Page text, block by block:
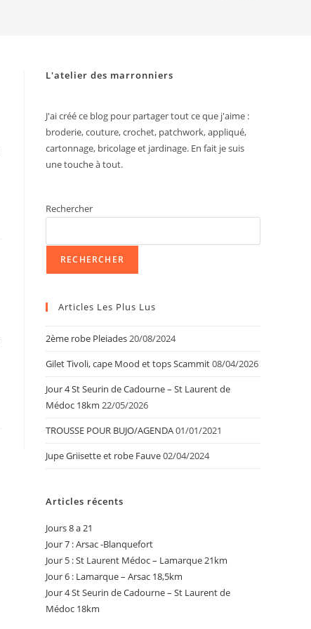
L'atelier des marronniers
J'ai créé ce blog pour partager tout ce que j'aime :
broderie, couture, crochet, patchwork, appliqué,
cartonnage, bricolage et jardinage. En fait je suis
une touche à tout.
Rechercher
RECHERCHER
Articles Les Plus Lus
2ème robe Pleiades20/08/2024
Gilet Tivoli, cape Mood et tops Scammit08/04/2026
Jour 4 St Seurin de Cadourne – St Laurent de
Médoc 18km 22/05/2026
TROUSSE POUR BUJO/AGENDA01/01/2021
Jupe Griisette et robe Fauve02/04/2024
Articles récents
Jours 8 a 21
Jour 7 : Arsac -Blanquefort
Jour 5 : St Laurent Médoc – Lamarque 21km
Jour 6 : Lamarque – Arsac 18,5km
Jour 4 St Seurin de Cadourne – St Laurent de
Médoc 18km